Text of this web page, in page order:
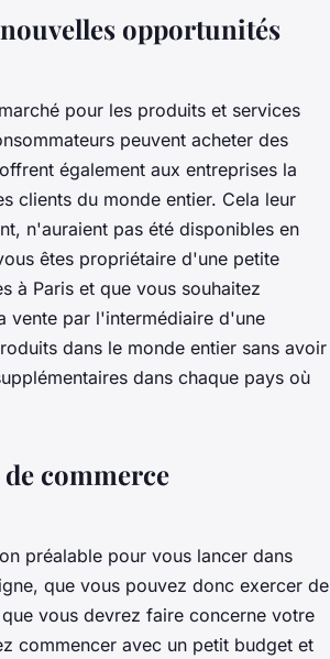
opportunités
pour les produits et services
peuvent acheter des
également aux entreprises la
clients du monde entier. Cela leur
n'auraient pas été disponibles en
êtes propriétaire d'une petite
à Paris et que vous souhaitez
vente par l'intermédiaire d'une
dans le monde entier sans avoir
dans chaque pays où
commerce
préalable pour vous lancer dans
que vous pouvez donc exercer de
vous devrez faire concerne votre
commencer avec un petit budget et